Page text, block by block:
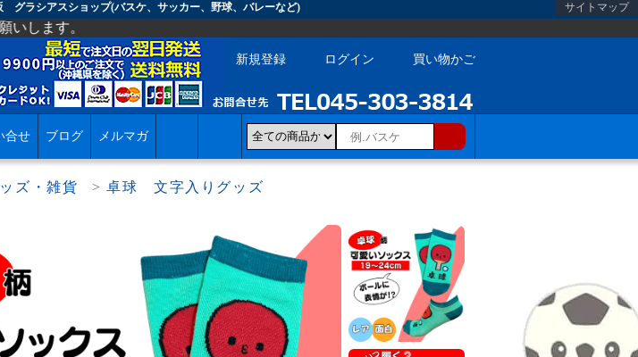
ラシアスショップ(バスケ、サッカー、野球、バレーなど) サイトマップ
新規登録 ログイン 買い物かご
合せ ブログ メルマガ
ズ・雑貨 >卓球 文字入りグッズ